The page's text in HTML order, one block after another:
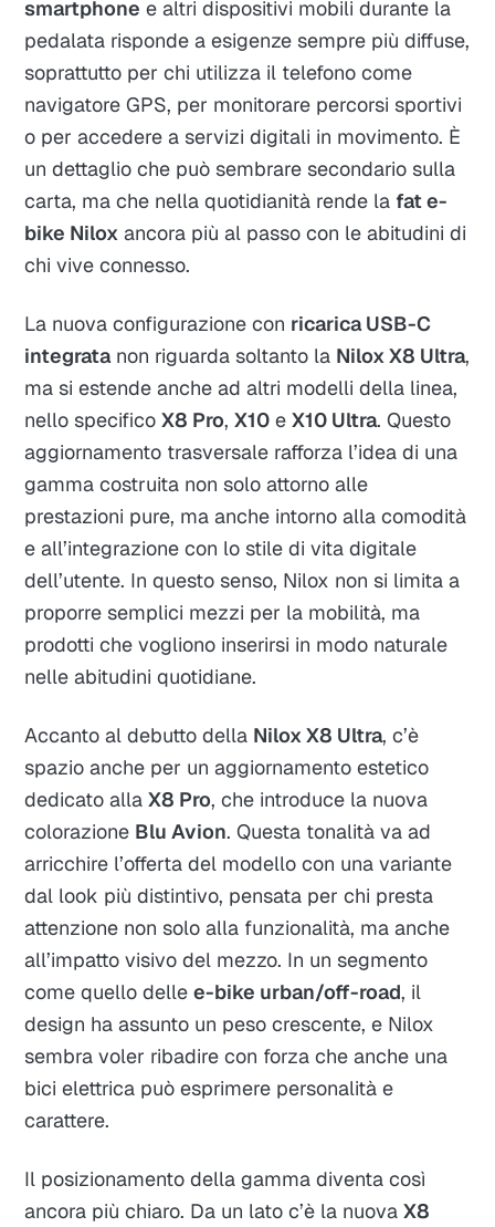
smartphone e altri dispositivi mobili durante la
pedalata risponde a esigenze sempre più diffuse,
soprattutto per chi utilizza il telefono come
navigatore GPS, per monitorare percorsi sportivi
o per accedere a servizi digitali in movimento. È
un dettaglio che può sembrare secondario sulla
carta, ma che nella quotidianità rende la fat e-
bike Nilox ancora più al passo con le abitudini di
chi vive connesso.
La nuova configurazione con ricarica USB-C
integratanon riguarda soltanto la Nilox X8 Ultra,
ma si estende anche ad altri modelli della linea,
nello specificoX8 Pro,X10 eX10 Ultra. Questo
aggiornamento trasversale rafforza l’idea di una
gamma costruita non solo attorno alle
prestazioni pure, ma anche intorno alla comodità
e all’integrazione con lo stile di vita digitale
dell’utente. In questo senso, Nilox non si limita a
proporre semplici mezzi per la mobilità, ma
prodotti che vogliono inserirsi in modo naturale
nelle abitudini quotidiane.
Accanto al debutto della Nilox X8 Ultra, c’è
spazio anche per un aggiornamento estetico
dedicato allaX8 Pro, che introduce la nuova
colorazione Blu Avion. Questa tonalità va ad
arricchire l’offerta del modello con una variante
dal look più distintivo, pensata per chi presta
attenzione non solo alla funzionalità, ma anche
all’impatto visivo del mezzo. In un segmento
come quello dellee-bike urban/off-road, il
design ha assunto un peso crescente, e Nilox
sembra voler ribadire con forza che anche una
bici elettrica può esprimere personalità e
carattere.
Il posizionamento della gamma diventa così
ancora più chiaro. Da un lato c’è la nuovaX8